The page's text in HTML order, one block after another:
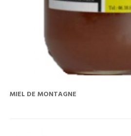
MIEL DE MONTAGNE